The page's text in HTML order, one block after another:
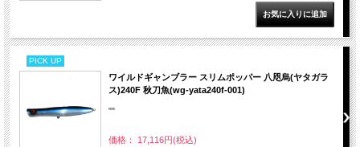
PICK UP
ワイルドギャンブラー スリムポッパー 八咫烏(ヤタガラ
ス)240F 秋刀魚(wg-yata240f-001)
""
価格： 17,116円(税込)